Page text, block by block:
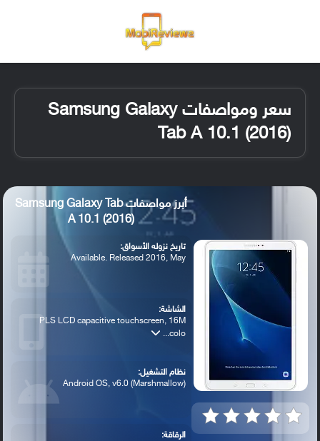
سعر ومواصفات Samsung Galaxy
Tab A 10.1 (2016)
أبرز مواصفات Samsung Galaxy Tab
A 10.1 (2016)
تاريخ نزوله الأسواق:
Available. Released 2016, May
الشاشة:
PLS LCD capacitive touchscreen, 16M
colo...
نظام التشغيل:
Android OS, v6.0 (Marshmallow)
الرقاقة: